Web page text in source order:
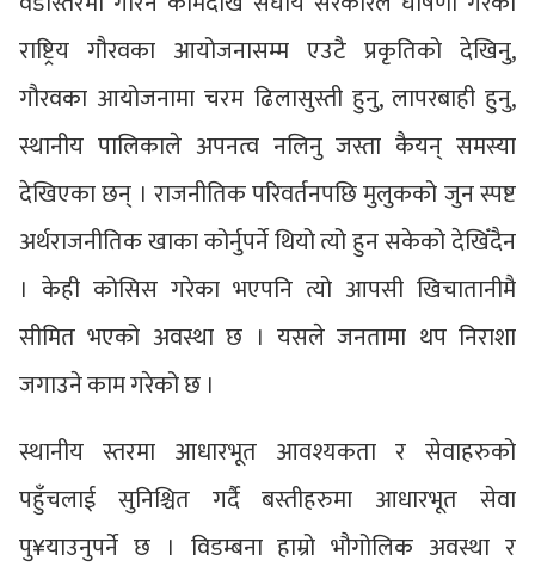
राष्ट्रिय गौरवका आयोजनासम्म एउटै प्रकृतिको देखिनु,
गौरवका आयोजनामा चरम ढिलासुस्ती हुनु, लापरबाही हुनु,
स्थानीय पालिकाले अपनत्व नलिनु जस्ता कैयन् समस्या
देखिएका छन् । राजनीतिक परिवर्तनपछि मुलुकको जुन स्पष्ट
अर्थराजनीतिक खाका कोर्नुपर्ने थियो त्यो हुन सकेको देखिँदैन
। केही कोसिस गरेका भएपनि त्यो आपसी खिचातानीमै
सीमित भएको अवस्था छ । यसले जनतामा थप निराशा
जगाउने काम गरेको छ ।
स्थानीय स्तरमा आधारभूत आवश्यकता र सेवाहरुको
पहुँचलाई सुनिश्चित गर्दै बस्तीहरुमा आधारभूत सेवा
पु¥याउनुपर्ने छ । विडम्बना हाम्रो भौगोलिक अवस्था र